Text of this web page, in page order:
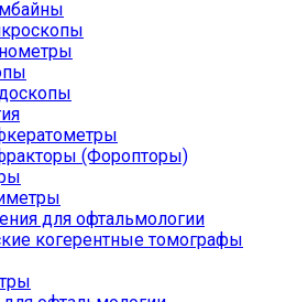
(Форопторы)
для офтальмологии
когерентные томографы